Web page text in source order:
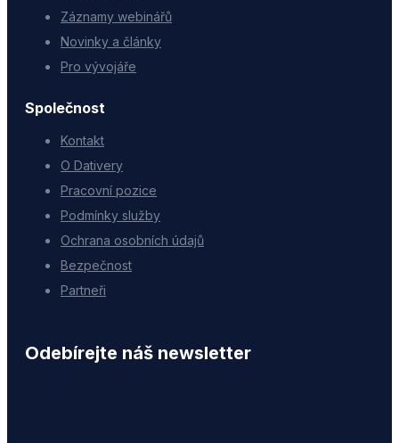
Záznamy webinářů
Novinky a články
Pro vývojáře
Společnost
Kontakt
O Dativery
Pracovní pozice
Podmínky služby
Ochrana osobních údajů
Bezpečnost
Partneři
Odebírejte náš newsletter